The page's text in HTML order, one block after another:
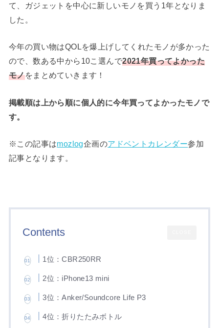
て、ガジェットを中心に新しいモノを買う1年となりま
した。
今年の買い物はQOLを爆上げしてくれたモノが多かった
ので、数ある中から10こ選んで2021年買ってよかった
モノをまとめていきます！
掲載順は上から順に個人的に今年買ってよかったモノで
す。
※この記事はmozlog企画のアドベントカレンダー参加
記事となります。
Contents
1位：CBR250RR
2位：iPhone13 mini
3位：Anker/Soundcore Life P3
4位：折りたたみボトル